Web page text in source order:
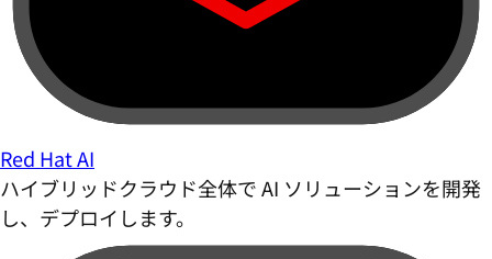
Red Hat AI
ハイブリッドクラウド全体で AI ソリューションを開発
し、デプロイします。